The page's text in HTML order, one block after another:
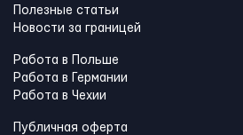
Полезные статьи
Новости за границей
Работа в Польше
Работа в Германии
Работа в Чехии
Публичная оферта